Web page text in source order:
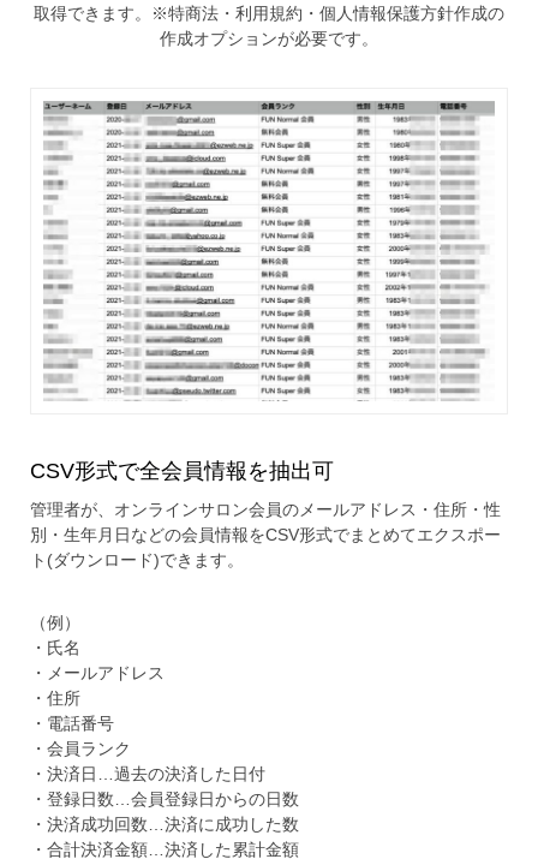
取得できます。※特商法・利用規約・個人情報保護方針作成の
作成オプションが必要です。
CSV形式で全会員情報を抽出可
管理者が、オンラインサロン会員のメールアドレス・住所・性
別・生年月日などの会員情報をCSV形式でまとめてエクスポー
ト(ダウンロード)できます。
（例）
・氏名
・メールアドレス
・住所
・電話番号
・会員ランク
・決済日…過去の決済した日付
・登録日数…会員登録日からの日数
・決済成功回数…決済に成功した数
・合計決済金額…決済した累計金額